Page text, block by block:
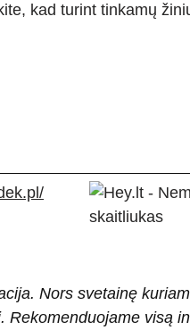
kad turint tinkamų
Nors svetainę
visą